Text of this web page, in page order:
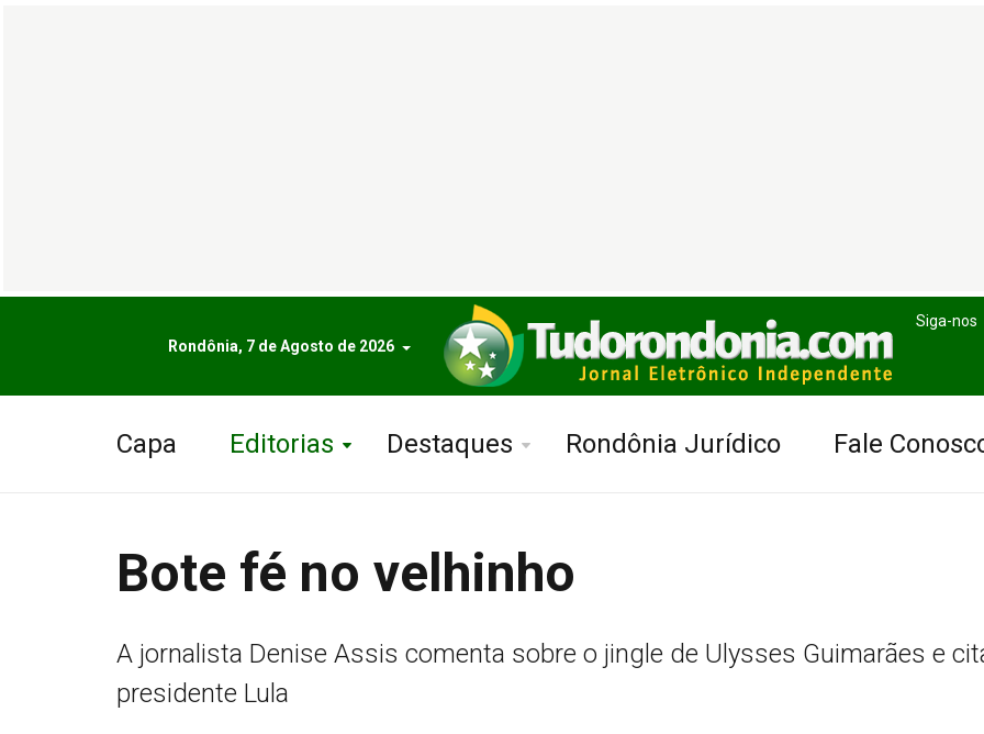
Rondônia, 7 de Agosto de 2026
Siga-nos
Capa Editorias Destaques Rondônia Jurídico Fale
Bote fé no velhinho
A jornalista Denise Assis comenta sobre o jingle de Ulysses Guimarães e
presidente Lula